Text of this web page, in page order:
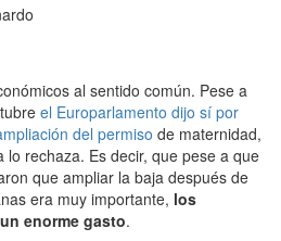
al sentido común. Pese a
el Europarlamento dijo sí por
del permiso de maternidad,
rechaza. Es decir, que pese a que
que ampliar la baja después de
era muy importante, los
enorme gasto.